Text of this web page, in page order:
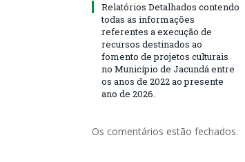
Relatórios Detalhados contendo
todas as informações
referentes a execução de
recursos destinados ao
fomento de projetos culturais
no Município de Jacundá entre
os anos de 2022 ao presente
ano de 2026.
Os comentários estão fechados.